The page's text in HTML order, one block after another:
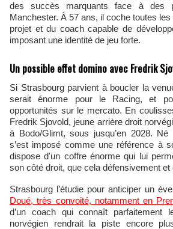
des succès marquants face à des
Manchester. À 57 ans, il coche toutes
projet et du coach capable de
imposant une identité de jeu forte.
Un possible effet domino avec Fredrik
Si Strasbourg parvient à boucler la venue de Knutsen, le coup
serait énorme pour le Racing, et
opportunités sur le mercato. En
Fredrik Sjovold, jeune arrière droit
à Bodo/Glimt, sous jusqu’en 2028. Né
s’est imposé comme une référence à
dispose d'un coffre énorme qui lui
son côté droit, que cela défensivement et
Strasbourg l’étudie pour anticiper un
Doué, très convoité, notamment en
d’un coach qui connaît parfaitement
norvégien rendrait la piste encore